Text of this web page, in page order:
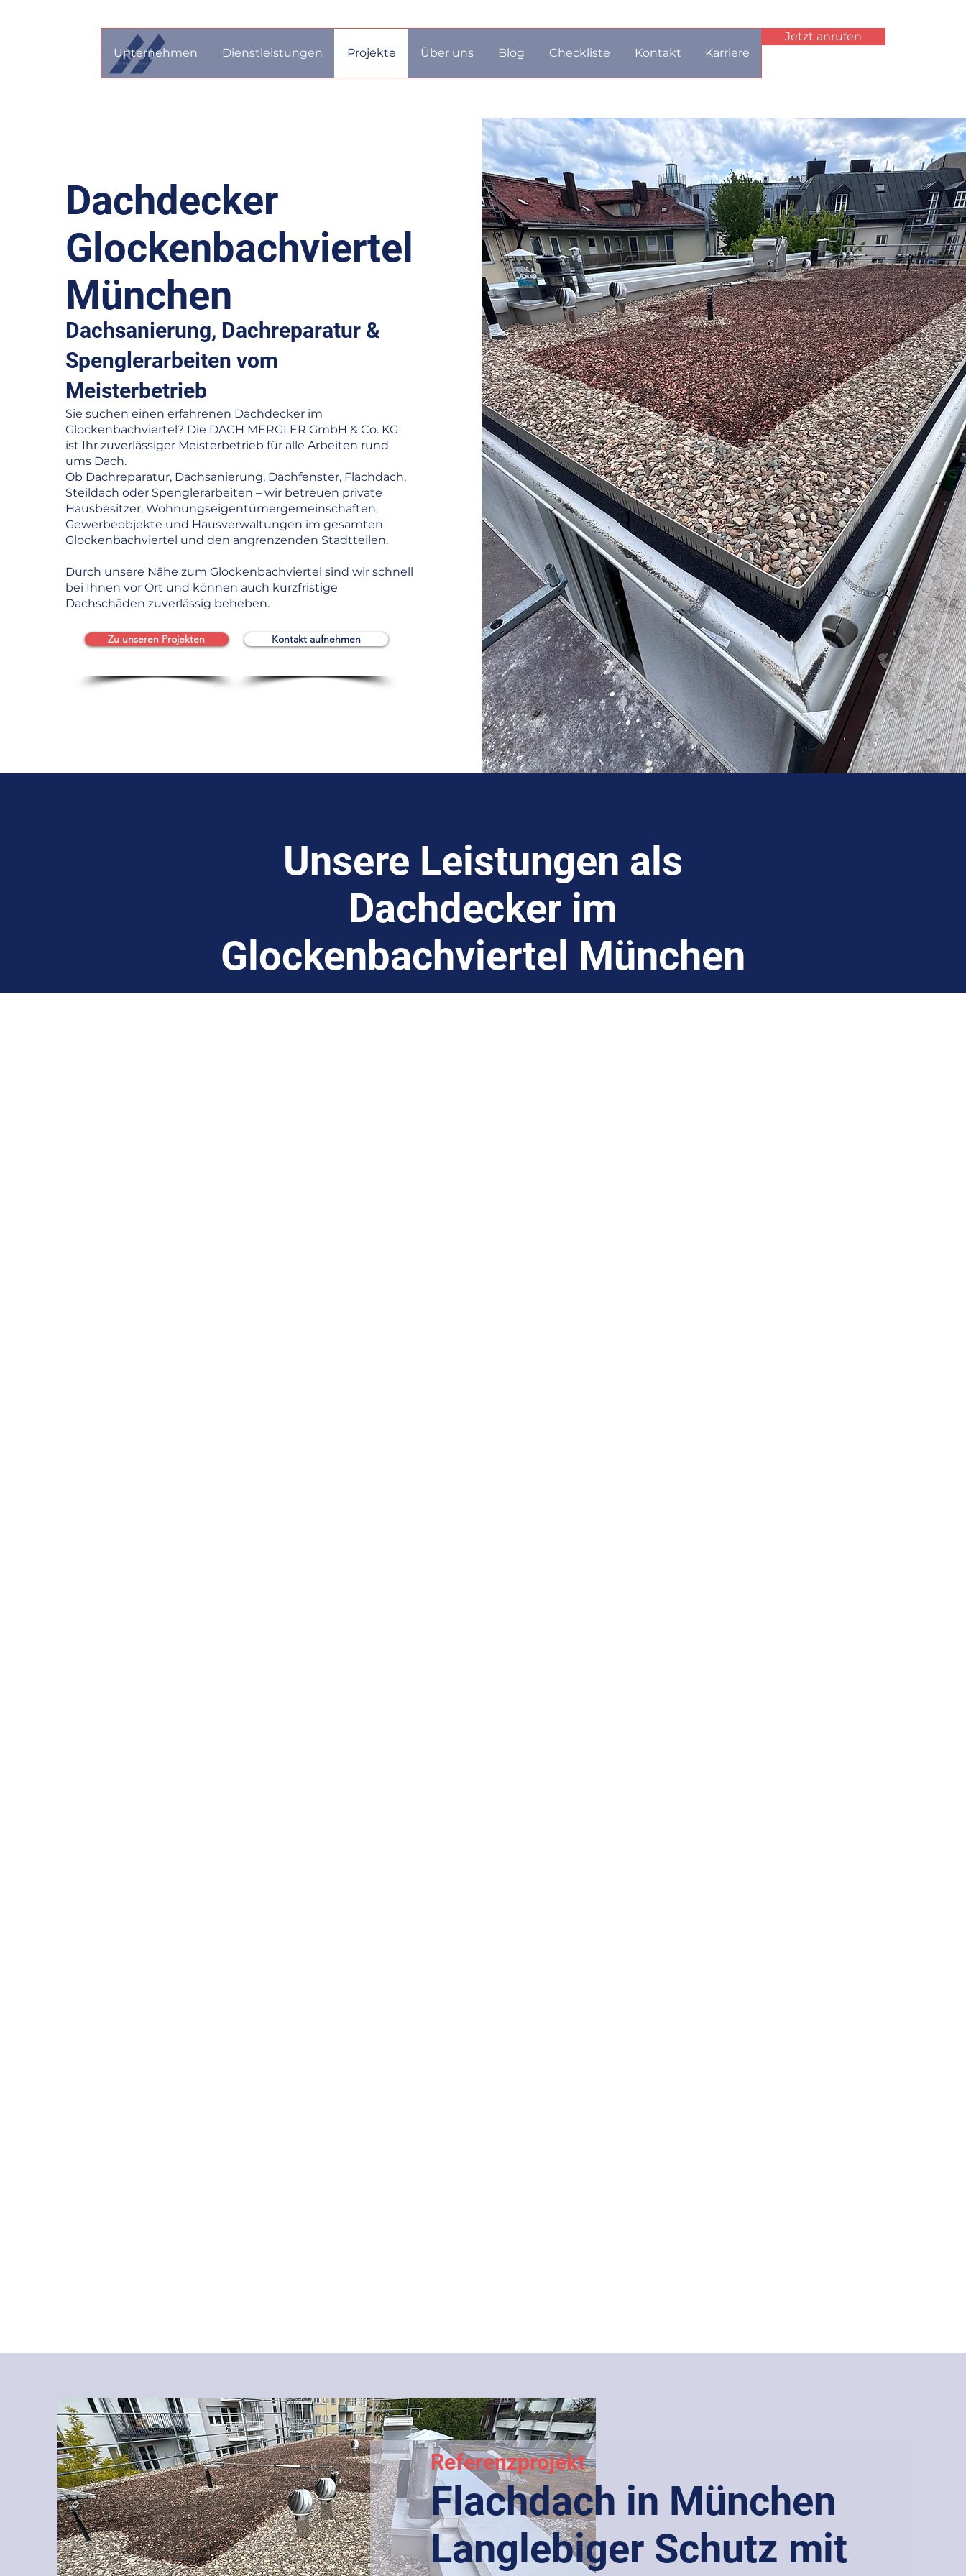
Unternehmen Dienstleistungen Projekte Über uns Blog Checkliste Kontakt Karriere
Jetzt anrufen
Dachdecker
Glockenbachviertel
München
Dachsanierung, Dachreparatur &
Spenglerarbeiten vom
Meisterbetrieb
Sie suchen einen erfahrenen Dachdecker im
Glockenbachviertel? Die DACH MERGLER GmbH & Co. KG
ist Ihr zuverlässiger Meisterbetrieb für alle Arbeiten rund
ums Dach.
Ob Dachreparatur, Dachsanierung, Dachfenster, Flachdach,
Steildach oder Spenglerarbeiten – wir betreuen private
Hausbesitzer, Wohnungseigentümergemeinschaften,
Gewerbeobjekte und Hausverwaltungen im gesamten
Glockenbachviertel und den angrenzenden Stadtteilen.
Durch unsere Nähe zum Glockenbachviertel sind wir schnell
bei Ihnen vor Ort und können auch kurzfristige
Dachschäden zuverlässig beheben.
Zu unseren Projekten Kontakt aufnehmen
Unsere Leistungen als
Dachdecker im
Glockenbachviertel München
Referenzprojekt
Flachdach in München
Langlebiger Schutz mit